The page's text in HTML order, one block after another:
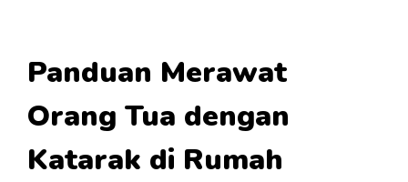
Panduan Merawat
Orang Tua dengan
Katarak di Rumah